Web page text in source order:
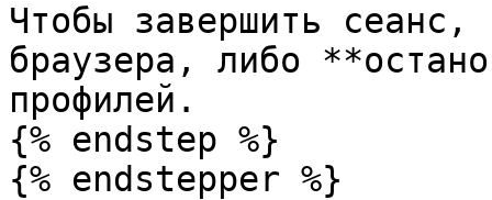
Чтобы завершить
браузера, либо
профилей.
{% endstep %}
{% endstepper %}